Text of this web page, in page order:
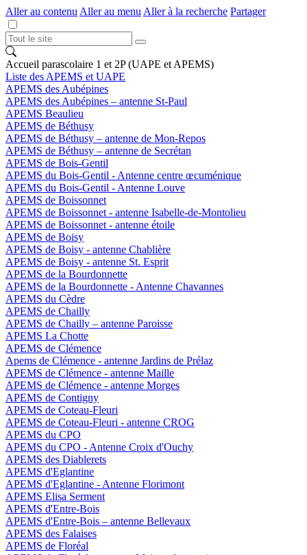
Aller au contenu Aller au menu Aller à la recherche Partager
Accueil parascolaire 1 et 2P (UAPE et APEMS)
Liste des APEMS et UAPE
APEMS des Aubépines
APEMS des Aubépines – antenne St-Paul
APEMS Beaulieu
APEMS de Béthusy
APEMS de Béthusy – antenne de Mon-Repos
APEMS de Béthusy – antenne de Secrétan
APEMS de Bois-Gentil
APEMS du Bois-Gentil - Antenne centre œcuménique
APEMS du Bois-Gentil - Antenne Louve
APEMS de Boissonnet
APEMS de Boissonnet - antenne Isabelle-de-Montolieu
APEMS de Boissonnet - antenne étoile
APEMS de Boisy
APEMS de Boisy - antenne Chablière
APEMS de Boisy - antenne St. Esprit
APEMS de la Bourdonnette
APEMS de la Bourdonnette - Antenne Chavannes
APEMS du Cèdre
APEMS de Chailly
APEMS de Chailly – antenne Paroisse
APEMS La Chotte
APEMS de Clémence
Apems de Clémence - antenne Jardins de Prélaz
APEMS de Clémence - antenne Maille
APEMS de Clémence - antenne Morges
APEMS de Contigny
APEMS de Coteau-Fleuri
APEMS de Coteau-Fleuri - antenne CROG
APEMS du CPO
APEMS du CPO - Antenne Croix d'Ouchy
APEMS des Diablerets
APEMS d'Eglantine
APEMS d'Eglantine - Antenne Florimont
APEMS Elisa Serment
APEMS d'Entre-Bois
APEMS d'Entre-Bois – antenne Bellevaux
APEMS des Falaises
APEMS de Floréal